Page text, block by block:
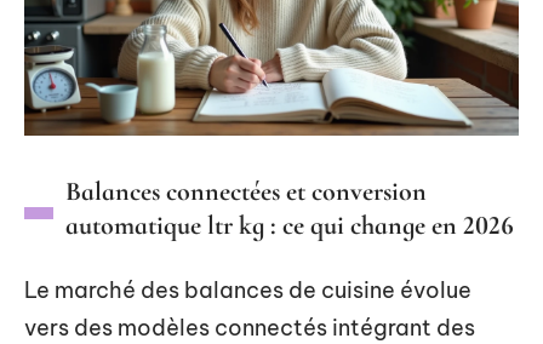
Balances connectées et conversion
automatique ltr kg : ce qui change en 2026
Le marché des balances de cuisine évolue
vers des modèles connectés intégrant des